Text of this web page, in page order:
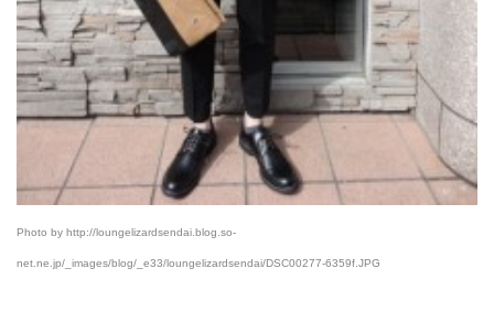
Photo by http://loungelizardsendai.blog.so-
net.ne.jp/_images/blog/_e33/loungelizardsendai/DSC00277-6359f.JPG